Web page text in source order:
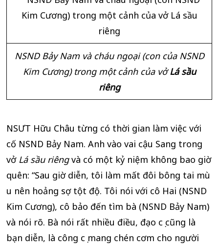
NSND Bảy Nam và cháu ngoại (con của NSND
Kim Cương) trong một cảnh của vởLá sầu
riêng
NSƯT Hữu Châu từng có thời gian làm việc với
cố NSND Bảy Nam. Anh vào vai cậu Sang trong
vở Lá sầu riêngvà có một kỷ niệm không bao giờ
quên: “Sau giờ diễn, tôi làm mất đôi bông tai mù
u nên hoảng sợ tột độ. Tôi nói với cô Hai (NSND
Kim Cương), cô bảo đến tìm bà (NSND Bảy Nam)
và nói rõ. Bà nói rất nhiều điều, đạo cụ cũng là
bạn diễn, là công cụ mang chén cơm cho người